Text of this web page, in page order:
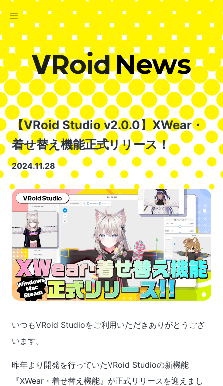
【VRoid Studio v2.0.0】XWear・
着せ替え機能正式リリース！
2024.11.28
いつもVRoid Studioをご利用いただきありがとうござ
います。
昨年より開発を行っていたVRoid Studioの新機能
『XWear・着せ替え機能』が正式リリースを迎えまし